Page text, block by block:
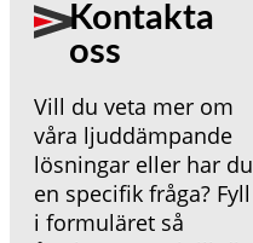
Kontakta
oss
Vill du veta mer om
våra ljuddämpande
lösningar eller har du
en specifik fråga? Fyll
i formuläret så